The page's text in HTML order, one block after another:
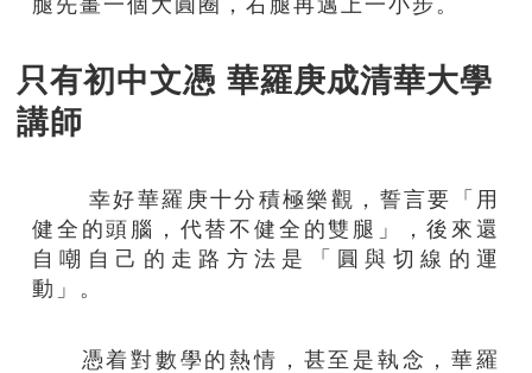
只有初中文憑 華羅庚成清華大學
講師
幸好華羅庚十分積極樂觀，誓言要「用
健全的頭腦，代替不健全的雙腿」，後來還
自嘲自己的走路方法是「圓與切線的運
動」。
憑着對數學的熱情，甚至是執念，華羅